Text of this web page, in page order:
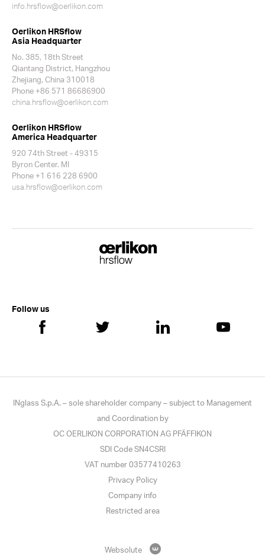
info.hrsflow@oerlikon.com
Oerlikon HRSflow
Asia Headquarter
No. 385, 18th Street
Qiantang District, Hangzhou
Zhejiang, China 310018
Phone +86 571 86686900
china.hrsflow@oerlikon.com
Oerlikon HRSflow
America Headquarter
920 74th Street - 49315
Byron Center. MI
Phone +1 616 228 6900
usa.hrsflow@oerlikon.com
Follow us
INglass S.p.A. – sole shareholder company – subject to Management
and Coordination by
OC OERLIKON CORPORATION AG PFÄFFIKON
SDI Code SN4CSRI
VAT number 03577410263
Privacy Policy
Company info
Restricted area
Websolute